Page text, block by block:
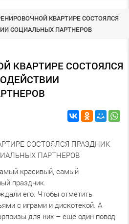
КВАРТИРЕ СОСТОЯЛСЯ
СОЦИАЛЬНЫХ ПАРТНЕРОВ
КВАРТИРЕ СОСТОЯЛСЯ
СОСТОЯЛСЯ ПРАЗДНИК
ПАРТНЕРОВ
красивый, самый
праздник.
его. Чтобы отметить
с играми и дискотекой. А
для них – еще один повод